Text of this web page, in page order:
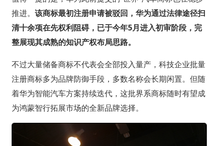
推进。 该商标最初注册申请被驳回，华为通过法律途径扫
清十余项在先权利阻碍，已于今年5月进入初审阶段，完
整展现其成熟的知识产权布局思路。
不过大量储备商标不代表会全部投入量产，科技企业批量
注册商标多为品牌防御手段，多数名称会长期闲置。但随
着华为智能汽车方案持续迭代，这批界系商标随时有望成
为鸿蒙智行拓展市场的全新品牌选择。